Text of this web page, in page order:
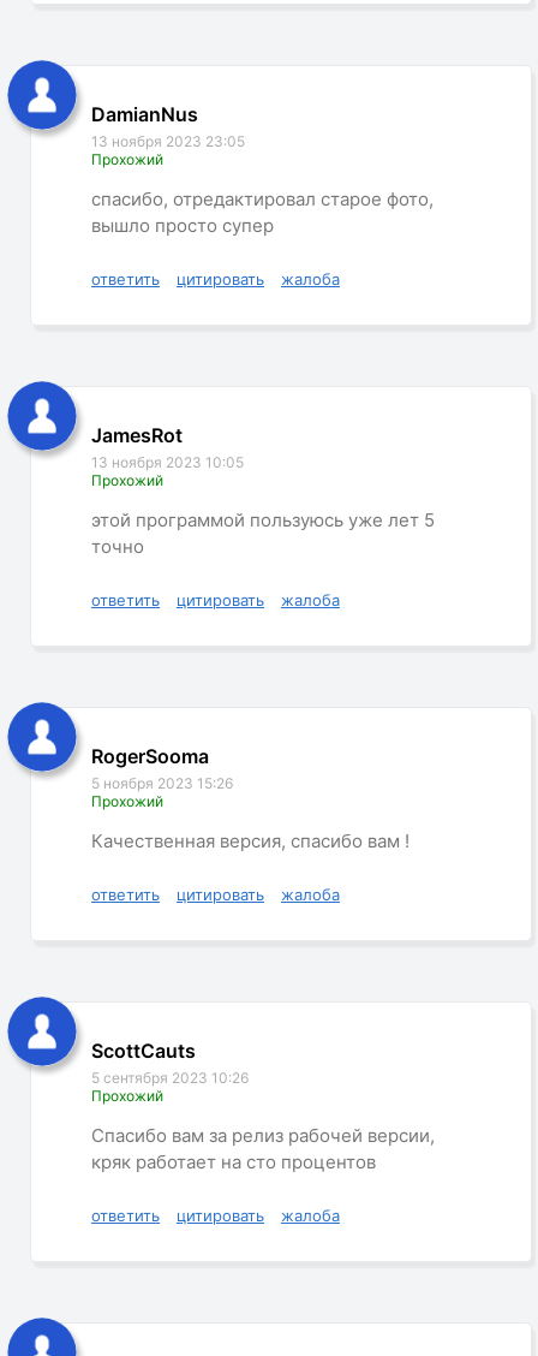
DamianNus
13 ноября 2023 23:05
Прохожий
спасибо, отредактировал старое фото,
вышло просто супер
ответить цитировать жалоба
JamesRot
13 ноября 2023 10:05
Прохожий
этой программой пользуюсь уже лет 5
точно
ответить цитировать жалоба
RogerSooma
5 ноября 2023 15:26
Прохожий
Качественная версия, спасибо вам !
ответить цитировать жалоба
ScottCauts
5 сентября 2023 10:26
Прохожий
Спасибо вам за релиз рабочей версии,
кряк работает на сто процентов
ответить цитировать жалоба